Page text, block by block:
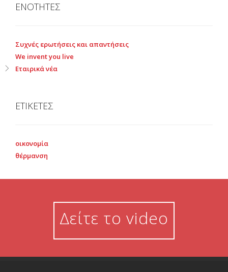
ΕΝΟΤΗΤΕΣ
Συχνές ερωτήσεις και απαντήσεις
We invent you live
Εταιρικά νέα
ΕΤΙΚΕΤΕΣ
οικονομία
θέρμανση
Δείτε το video